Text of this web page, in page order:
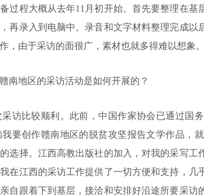
程大概从去年11月初开始。首先要整理在基
再录入到电脑中。录音和文字材料整理完成
，由于采访的面很广，素材也就多得难以想象
地区的采访活动是如何开展的？
比较顺利。此前，中国作家协会已通过国
要创作赣南地区的脱贫攻坚报告文学作品，
选择。江西高教出版社的加入，对我的采写工
在江西的采访工作提供了一切方便和支持，几
自跟着下到基层，接洽和安排好沿途所要采访